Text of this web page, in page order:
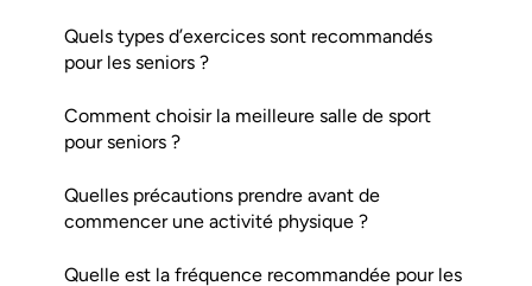
Quels types d’exercices sont recommandés
pour les seniors ?
Comment choisir la meilleure salle de sport
pour seniors ?
Quelles précautions prendre avant de
commencer une activité physique ?
Quelle est la fréquence recommandée pour les